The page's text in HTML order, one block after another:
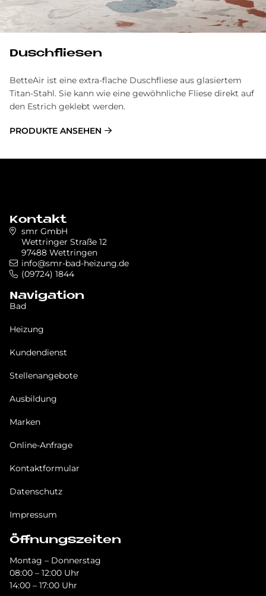
Duschfliesen
BetteAir ist eine extra-flache Duschfliese aus glasiertem
Titan-Stahl. Sie kann wie eine gewöhnliche Fliese direkt auf
den Estrich geklebt werden.
PRODUKTE ANSEHEN
Kontakt
smr GmbH
Wettringer Straße 12
97488 Wettringen
info@smr-bad-heizung.de
(09724) 1844
Navigation
Bad
Heizung
Kundendienst
Stellenangebote
Ausbildung
Marken
Online-Anfrage
Kontaktformular
Datenschutz
Impressum
Öffnungszeiten
Montag – Donnerstag
08:00 – 12:00 Uhr
14:00 – 17:00 Uhr